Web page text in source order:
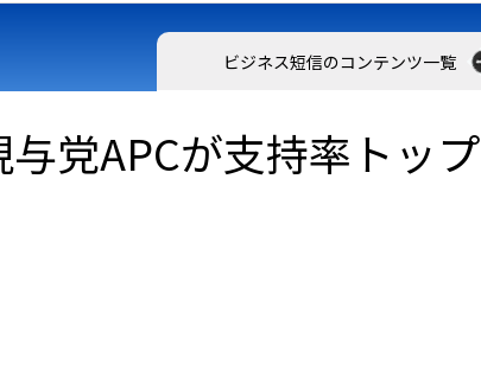
ビジネス短信のコンテンツ一覧
党APCが支持率トップ